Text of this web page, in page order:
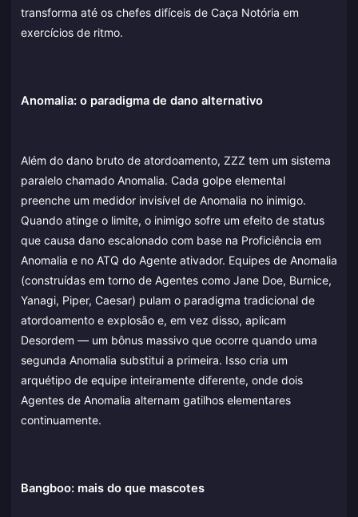
transforma até os chefes difíceis de Caça Notória em
exercícios de ritmo.
Anomalia: o paradigma de dano alternativo
Além do dano bruto de atordoamento, ZZZ tem um sistema
paralelo chamado Anomalia. Cada golpe elemental
preenche um medidor invisível de Anomalia no inimigo.
Quando atinge o limite, o inimigo sofre um efeito de status
que causa dano escalonado com base na Proficiência em
Anomalia e no ATQ do Agente ativador. Equipes de Anomalia
(construídas em torno de Agentes como Jane Doe, Burnice,
Yanagi, Piper, Caesar) pulam o paradigma tradicional de
atordoamento e explosão e, em vez disso, aplicam
Desordem — um bônus massivo que ocorre quando uma
segunda Anomalia substitui a primeira. Isso cria um
arquétipo de equipe inteiramente diferente, onde dois
Agentes de Anomalia alternam gatilhos elementares
continuamente.
Bangboo: mais do que mascotes